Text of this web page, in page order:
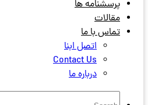
پرسشنامه ها
مقالات
تماس با ما
اتصل ابنا
Contact Us
درباره ما